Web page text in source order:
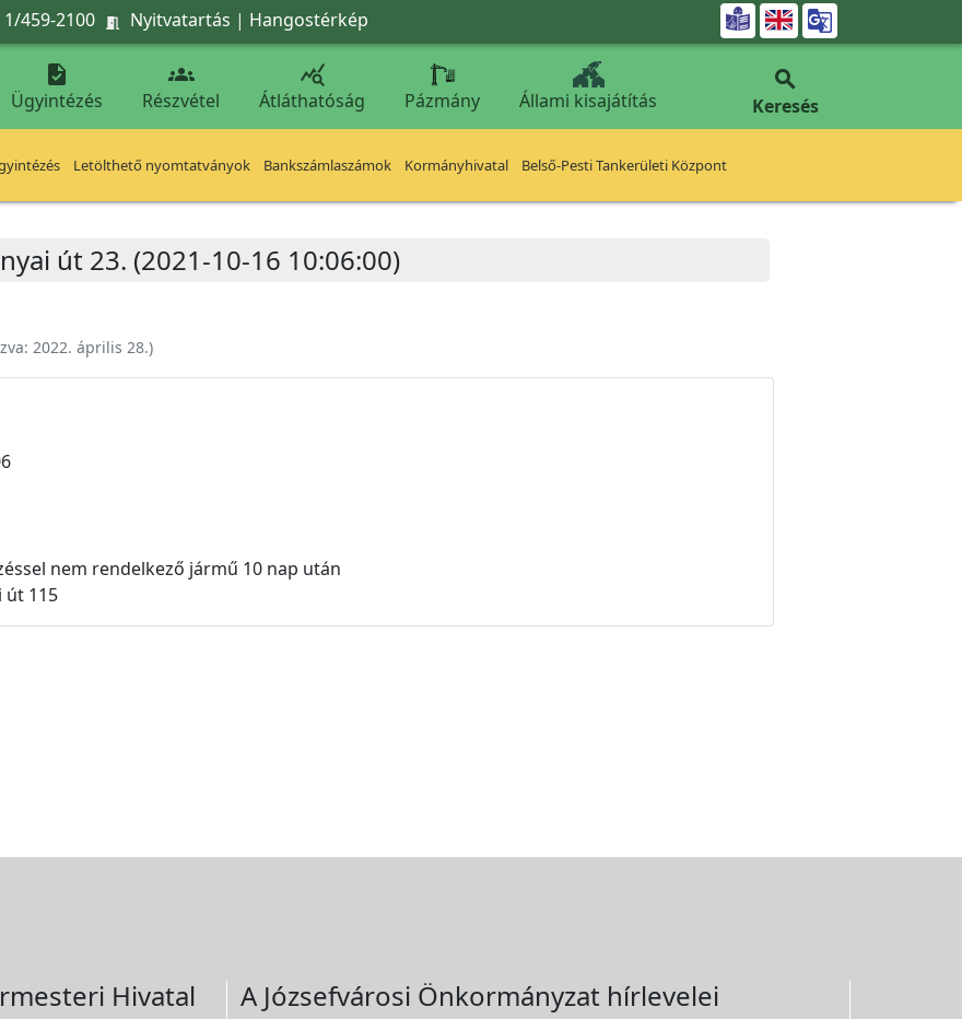
459-2100  Nyitvatartás | Hangostérkép 

Ügyintézés

Részvétel

Átláthatóság Pázmány Állami kisajátítás

Keresés
Letölthető nyomtatványok Bankszámlaszámok Kormányhivatal Belső-Pesti Tankerületi Központ
út 23. (2021-10-16 10:06:00)
2022. április 28.)
nem rendelkező jármű 10 nap után
út 115
Hivatal A Józsefvárosi Önkormányzat hírlevelei